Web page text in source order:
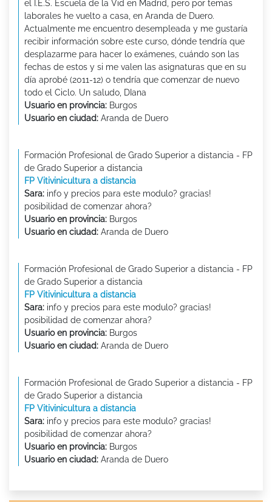
el I.E.S. Escuela de la Vid en Madrid, pero por temas
laborales he vuelto a casa, en Aranda de Duero.
Actualmente me encuentro desempleada y me gustaría
recibir información sobre este curso, dónde tendría que
desplazarme para hacer lo exámenes, cuándo son las
fechas de estos y si me valen las asignaturas que en su
día aprobé (2011-12) o tendría que comenzar de nuevo
todo el Ciclo. Un saludo, DIana
Usuario en provincia: Burgos
Usuario en ciudad: Aranda de Duero
Formación Profesional de Grado Superior a distancia - FP
de Grado Superior a distancia
FP Vitivinicultura a distancia
Sara: info y precios para este modulo? gracias!
posibilidad de comenzar ahora?
Usuario en provincia: Burgos
Usuario en ciudad: Aranda de Duero
Formación Profesional de Grado Superior a distancia - FP
de Grado Superior a distancia
FP Vitivinicultura a distancia
Sara: info y precios para este modulo? gracias!
posibilidad de comenzar ahora?
Usuario en provincia: Burgos
Usuario en ciudad: Aranda de Duero
Formación Profesional de Grado Superior a distancia - FP
de Grado Superior a distancia
FP Vitivinicultura a distancia
Sara: info y precios para este modulo? gracias!
posibilidad de comenzar ahora?
Usuario en provincia: Burgos
Usuario en ciudad: Aranda de Duero